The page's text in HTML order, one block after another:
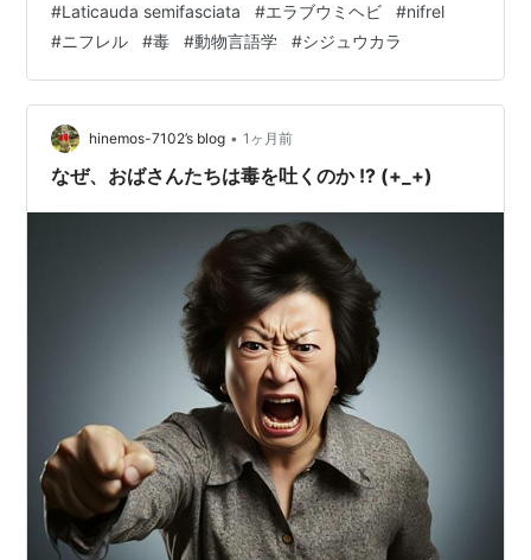
#Laticauda semifasciata #エラブウミヘビ #nifrel
#ニフレル #毒 #動物言語学 #シジュウカラ
hinemos-7102’s blog • 1ヶ月前
なぜ、おばさんたちは毒を吐くのか !? (+_+)